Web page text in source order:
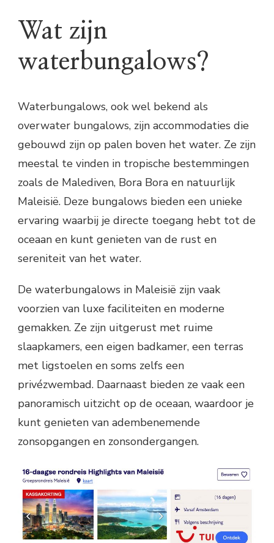
Wat zijn
waterbungalows?
Waterbungalows, ook wel bekend als
overwater bungalows, zijn accommodaties die
gebouwd zijn op palen boven het water. Ze zijn
meestal te vinden in tropische bestemmingen
zoals de Malediven, Bora Bora en natuurlijk
Maleisië. Deze bungalows bieden een unieke
ervaring waarbij je directe toegang hebt tot de
oceaan en kunt genieten van de rust en
sereniteit van het water.
De waterbungalows in Maleisië zijn vaak
voorzien van luxe faciliteiten en moderne
gemakken. Ze zijn uitgerust met ruime
slaapkamers, een eigen badkamer, een terras
met ligstoelen en soms zelfs een
privézwembad. Daarnaast bieden ze vaak een
panoramisch uitzicht op de oceaan, waardoor je
kunt genieten van adembenemende
zonsopgangen en zonsondergangen.